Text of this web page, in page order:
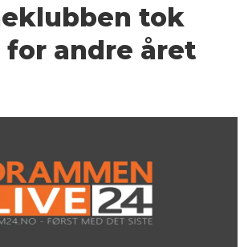
tok
for andre året